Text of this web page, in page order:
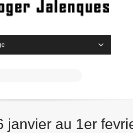
janvier au 1er